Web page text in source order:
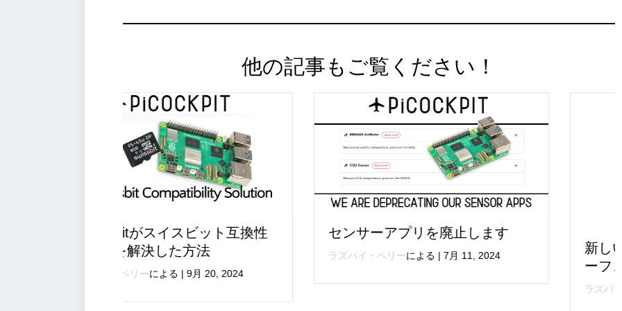
他の記事もご覧ください！
センサーアプリを廃止します
ラズパイ・ベリー
新しいPiCockpitユーザーインタ
ーフェイスが登場します！